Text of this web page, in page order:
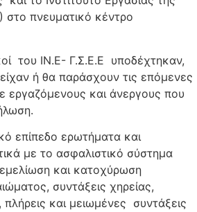
πνευματικό κέντρο
του ΙΝ.Ε- Γ.Σ.Ε.Ε υποδέχτηκαν,
ή θα παράσχουν τις επόμενες
εργαζόμενους και άνεργους που
επίπεδο ερωτήματα και
με το ασφαλιστικό σύστημα
και κατοχύρωση
συντάξεις χηρείας,
πλήρεις και μειωμένες συντάξεις